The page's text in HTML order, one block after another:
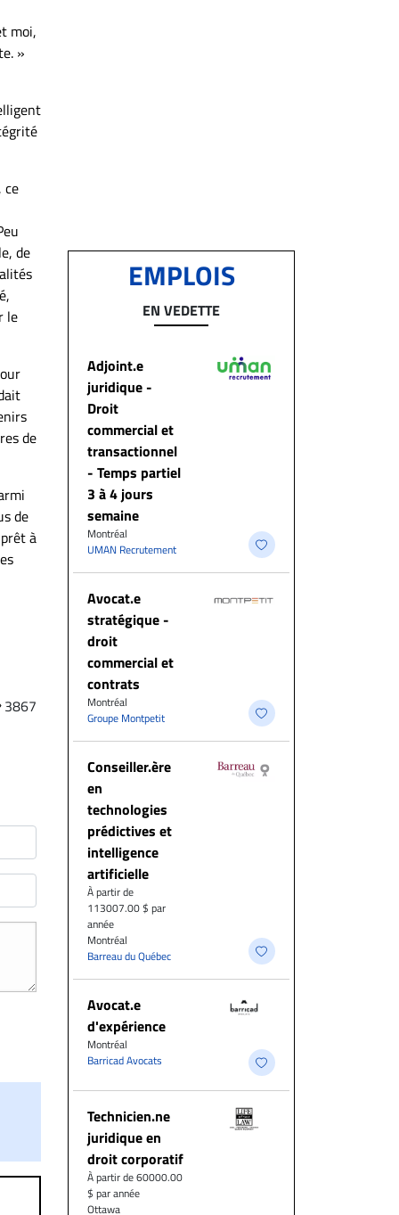
moi,
»
ce
de
le
de
de
à
3867
EMPLOIS
EN VEDETTE
Adjoint.e
juridique -
Droit
commercial et
transactionnel
- Temps partiel
3 à 4 jours
semaine
Montréal
UMAN Recrutement
Avocat.e
stratégique -
droit
commercial et
contrats
Montréal
Groupe Montpetit
Conseiller.ère
en
technologies
prédictives et
intelligence
artificielle
À partir de
113007.00 $ par
année
Montréal
Barreau du Québec
Avocat.e
d'expérience
Montréal
Barricad Avocats
Technicien.ne
juridique en
droit corporatif
À partir de 60000.00
$ par année
Ottawa